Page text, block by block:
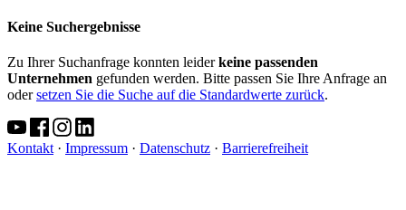
Keine Suchergebnisse
Zu Ihrer Suchanfrage konnten leiderkeine passenden
Unternehmen gefunden werden. Bitte passen Sie Ihre Anfrage an
odersetzen Sie die Suche auf die Standardwerte zurück.
Kontakt · Impressum · Datenschutz · Barrierefreiheit